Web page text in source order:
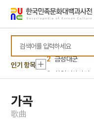
바로가기
바로가기
인기 항목
1 대정실업친목회
가곡
歌曲